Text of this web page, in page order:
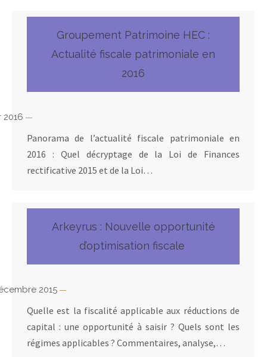
Groupement Patrimoine HEC :
Actualité fiscale patrimoniale en
2016
2016
Panorama de l’actualité fiscale patrimoniale en
2016 : Quel décryptage de la Loi de Finances
rectificative 2015 et de la Loi…
Arkeyrus : Nouvelle opportunité
d’optimisation fiscale
2015
Quelle est la fiscalité applicable aux réductions de
capital : une opportunité à saisir ? Quels sont les
régimes applicables ? Commentaires, analyse,…